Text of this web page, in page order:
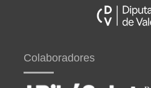
Colaboradores